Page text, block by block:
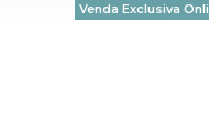
Venda Exclusiva